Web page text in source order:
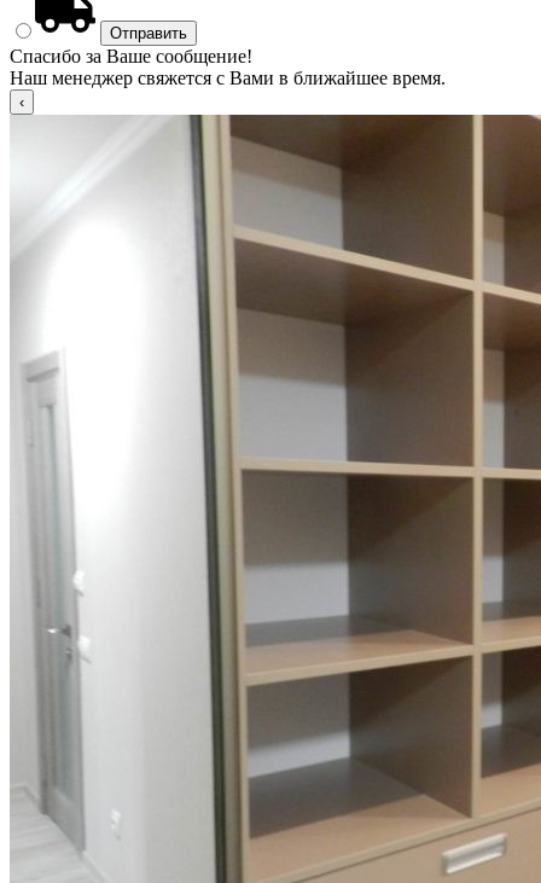
Спасибо за Ваше сообщение!
Наш менеджер свяжется с Вами в ближайшее время.